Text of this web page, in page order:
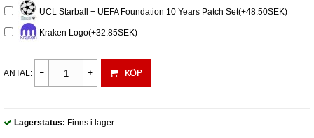
UCL Starball + UEFA Foundation 10 Years Patch Set(+48.50SEK)
Kraken Logo(+32.85SEK)
ANTAL: KÖP
Lagerstatus: Finns i lager